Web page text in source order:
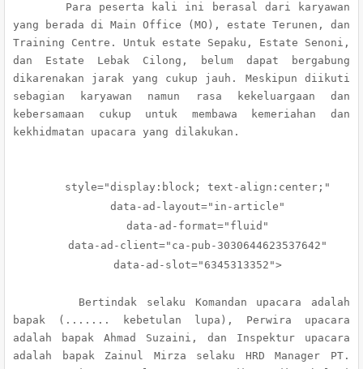
Para peserta kali ini berasal dari karyawan
yang berada di Main Office (MO), estate Terunen, dan
Training Centre. Untuk estate Sepaku, Estate Senoni,
dan Estate Lebak Cilong, belum dapat bergabung
dikarenakan jarak yang cukup jauh. Meskipun diikuti
sebagian karyawan namun rasa kekeluargaan dan
kebersamaan cukup untuk membawa kemeriahan dan
kekhidmatan upacara yang dilakukan.
style="display:block; text-align:center;"
data-ad-layout="in-article"
data-ad-format="fluid"
data-ad-client="ca-pub-3030644623537642"
data-ad-slot="6345313352">
Bertindak selaku Komandan upacara adalah
bapak (....... kebetulan lupa), Perwira upacara
adalah bapak Ahmad Suzaini, dan Inspektur upacara
adalah bapak Zainul Mirza selaku HRD Manager PT.